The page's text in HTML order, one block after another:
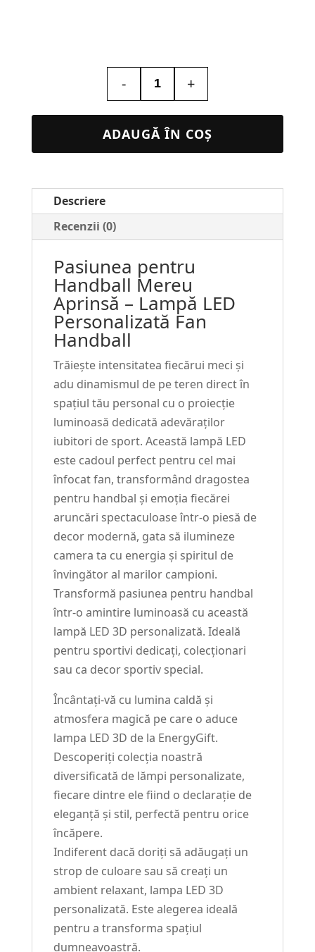
-
Cantitate
Lampa
Led
Personalizata
Fan
+
ADAUGĂ ÎN COȘ
Descriere
Recenzii (0)
Pasiunea pentru
Handball Mereu
Aprinsă – Lampă LED
Personalizată Fan
Handball
Trăiește intensitatea fiecărui meci și
adu dinamismul de pe teren direct în
spațiul tău personal cu o proiecție
luminoasă dedicată adevăraților
iubitori de sport. Această lampă LED
este cadoul perfect pentru cel mai
înfocat fan, transformând dragostea
pentru handbal și emoția fiecărei
aruncări spectaculoase într-o piesă de
decor modernă, gata să ilumineze
camera ta cu energia și spiritul de
învingător al marilor campioni.
Transformă pasiunea pentru handbal
într-o amintire luminoasă cu această
lampă LED 3D personalizată. Ideală
pentru sportivi dedicați, colecționari
sau ca decor sportiv special.
Încântați-vă cu lumina caldă și
atmosfera magică pe care o aduce
lampa LED 3D de la EnergyGift.
Descoperiți colecția noastră
diversificată de lămpi personalizate,
fiecare dintre ele fiind o declarație de
eleganță și stil, perfectă pentru orice
încăpere.
Indiferent dacă doriți să adăugați un
strop de culoare sau să creați un
ambient relaxant, lampa LED 3D
personalizată. Este alegerea ideală
pentru a transforma spațiul
dumneavoastră.